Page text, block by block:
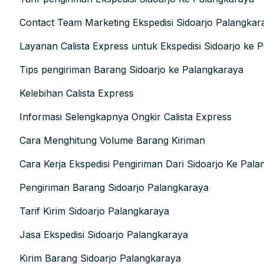
Contact Team Marketing Ekspedisi Sidoarjo
Layanan Calista Express untuk Ekspedisi Sidoarjo ke
Tips pengiriman Barang Sidoarjo ke Palangkaraya
Kelebihan Calista Express
Informasi Selengkapnya Ongkir Calista Express
Cara Menghitung Volume Barang Kiriman
Cara Kerja Ekspedisi Pengiriman Dari Sidoarjo Ke
Pengiriman Barang Sidoarjo Palangkaraya
Tarif Kirim Sidoarjo Palangkaraya
Jasa Ekspedisi Sidoarjo Palangkaraya
Kirim Barang Sidoarjo Palangkaraya